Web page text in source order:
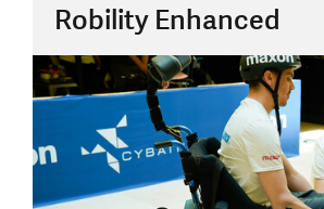
Robility Enhanced